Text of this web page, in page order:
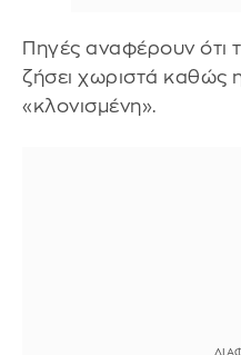
Πηγές αναφέρουν ότι
ζήσει χωριστά καθώς
«κλονισμένη».